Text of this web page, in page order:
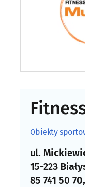
Obiekty
ul.
15-223
85 741 50